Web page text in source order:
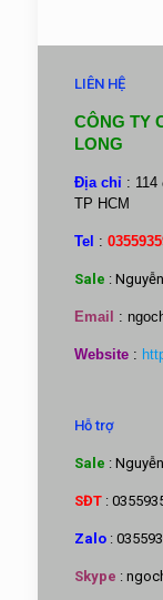
LIÊN HỆ
CÔNG TY
LONG
Địa chỉ :
TP HCM
Tel :
Sale :
Email :
Website :
Hỗ trợ
Sale :
SĐT:
Zalo :
Skype :